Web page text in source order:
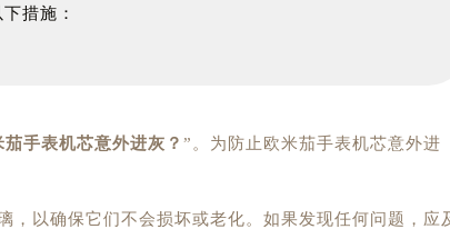
措施：
手表机芯意外进灰？ ”。为防止欧米茄手表机芯意外进
以确保它们不会损坏或老化。如果发现任何问题，应